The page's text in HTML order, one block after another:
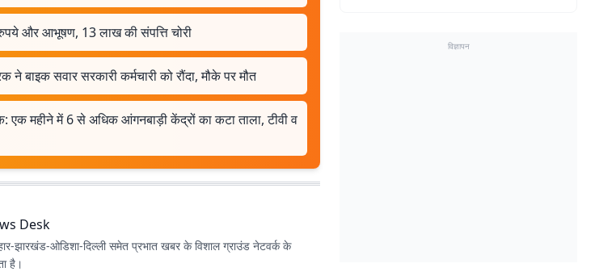
और आभूषण, 13 लाख की संपत्ति चोरी
बाइक सवार सरकारी कर्मचारी को रौंदा, मौके पर मौत
एक महीने में 6 से अधिक आंगनबाड़ी केंद्रों का कटा ताला, टीवी व
Desk
झारखंड-ओडिशा-दिल्‍ली समेत प्रभात खबर के विशाल ग्राउंड नेटवर्क के
है।
विज्ञापन